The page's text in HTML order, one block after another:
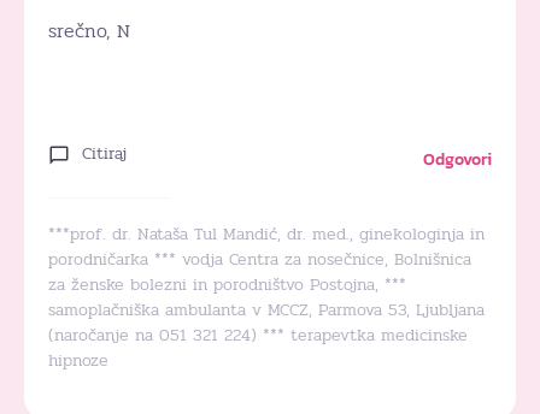
srečno, N
Citiraj Odgovori
***prof. dr. Nataša Tul Mandić, dr. med., ginekologinja in
porodničarka *** vodja Centra za nosečnice, Bolnišnica
za ženske bolezni in porodništvo Postojna, ***
samoplačniška ambulanta v MCCZ, Parmova 53, Ljubljana
(naročanje na 051 321 224) *** terapevtka medicinske
hipnoze